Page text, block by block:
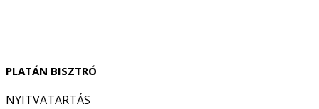
PLATÁN BISZTRÓ
NYITVATARTÁS